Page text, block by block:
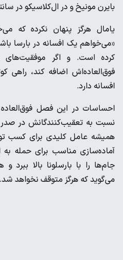
بایرن مونیخ و در ال‌کلاسیکو در
یامال هرگز پنهان نکرده که
«می‌خواهم یک افسانه در بارسا
کرده است. و اگر موفقیت‌های
فوق‌العاده‌اش اضافه کند، راهی
افسانه دارد.
احساسات در این فصل
نسبت به تعقیب‌کنندگانش در صدر
همیشه عامل کلیدی برای کسب
آماده‌سازی مناسب برای حمله به
جام‌ها را با بارسلونا بالا
می‌گوید که هرگز متوقف نخواهد شد.